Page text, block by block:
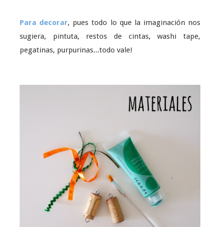
Para decorar, pues todo lo que la imaginación nos
sugiera, pintuta, restos de cintas, washi tape,
pegatinas, purpurinas...todo vale!